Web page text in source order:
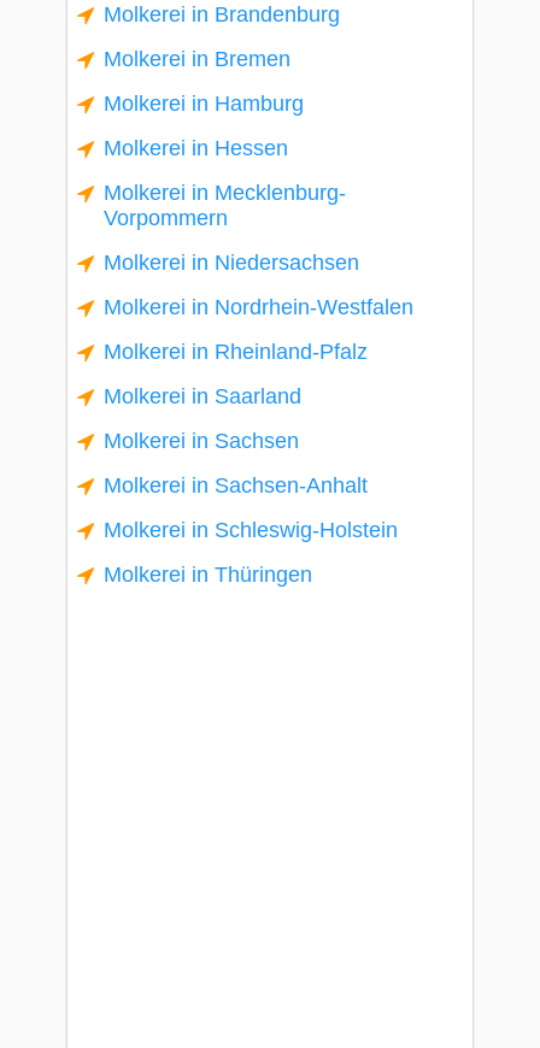
Molkerei in Brandenburg
Molkerei in Bremen
Molkerei in Hamburg
Molkerei in Hessen
Molkerei in Mecklenburg-
Vorpommern
Molkerei in Niedersachsen
Molkerei in Nordrhein-Westfalen
Molkerei in Rheinland-Pfalz
Molkerei in Saarland
Molkerei in Sachsen
Molkerei in Sachsen-Anhalt
Molkerei in Schleswig-Holstein
Molkerei in Thüringen